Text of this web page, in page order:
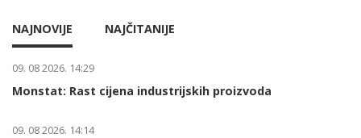
NAJNOVIJE NAJČITANIJE
09. 08 2026. 14:29
Monstat: Rast cijena industrijskih proizvoda
09. 08 2026. 14:14